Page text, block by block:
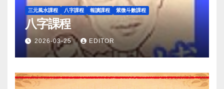
三元風水課程 八字課程 報讀課程 紫微斗數課程
八字課程
2026-03-25 EDITOR